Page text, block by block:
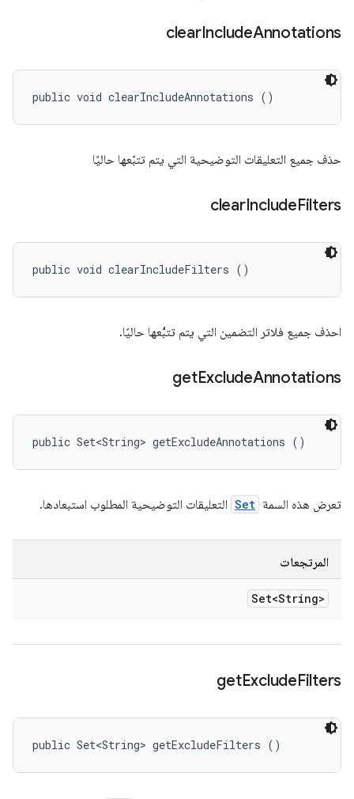
clearIncludeAnnotations
public void clearIncludeAnnotations ()
حذف جميع التعليقات التوضيحية التي يتم تتبّعها حاليًا
clearIncludeFilters
public void clearIncludeFilters ()
احذف جميع فلاتر التضمين التي يتم تتبُّعها حاليًا.
getExcludeAnnotations
public Set<String> getExcludeAnnotations ()
تعرض هذه السمة Set التعليقات التوضيحية المطلوب استبعادها.
المرتجعات
Set<String>
getExcludeFilters
public Set<String> getExcludeFilters ()